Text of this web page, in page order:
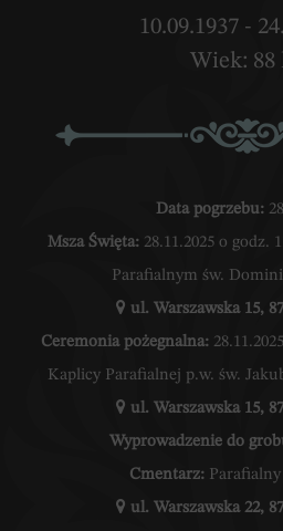
10.09.1937 -
Wiek: 88
Data pogrzebu:
Msza Święta: 28.11.2025 o godz.
Parafialnym św.
ul. Warszawska 15,
Ceremonia pożegnalna:
Kaplicy Parafialnej p.w. św.
ul. Warszawska 15,
Wyprowadzenie do
Cmentarz:
ul. Warszawska 22,